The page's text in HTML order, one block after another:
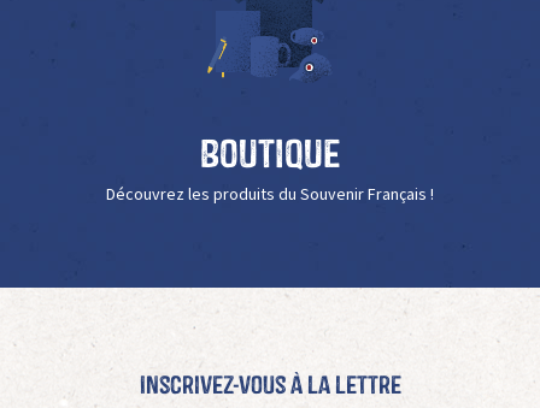
Boutique
Découvrez les produits du Souvenir Français !
Inscrivez-vous à La Lettre